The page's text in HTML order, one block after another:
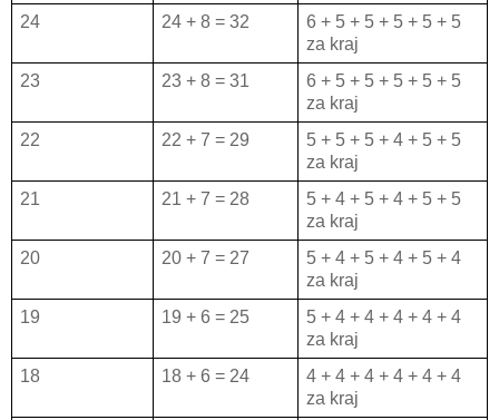
24
24 + 8 = 32
6 + 5 + 5 + 5 + 5 + 5
za kraj
23
23 + 8 = 31
6 + 5 + 5 + 5 + 5 + 5
za kraj
22
22 + 7 = 29
5 + 5 + 5 + 4 + 5 + 5
za kraj
21
21 + 7 = 28
5 + 4 + 5 + 4 + 5 + 5
za kraj
20
20 + 7 = 27
5 + 4 + 5 + 4 + 5 + 4
za kraj
19
19 + 6 = 25
5 + 4 + 4 + 4 + 4 + 4
za kraj
18
18 + 6 = 24
4 + 4 + 4 + 4 + 4 + 4
za kraj